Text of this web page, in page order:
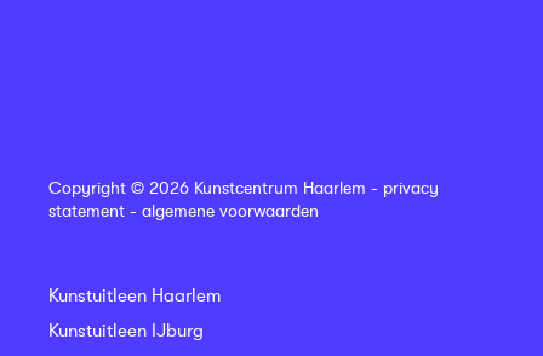
Copyright © 2026 Kunstcentrum Haarlem - privacy
statement - algemene voorwaarden
Kunstuitleen Haarlem
Kunstuitleen IJburg